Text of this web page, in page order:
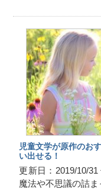
児童文学が原作のお
い出せる！
更新日：2019/10/
魔法や不思議の詰